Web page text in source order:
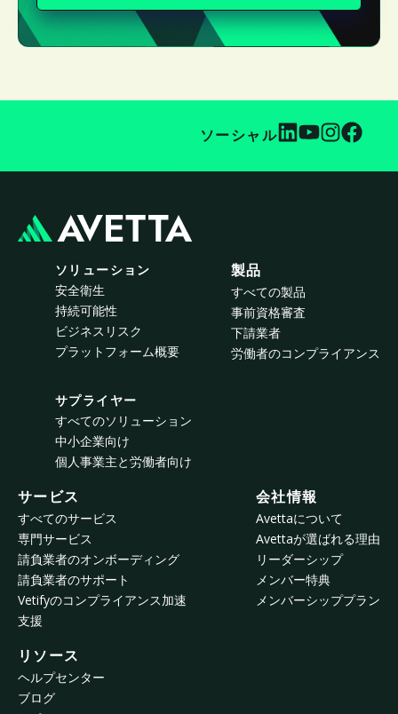
ソーシャル
ソリューション
安全衛生
持続可能性
ビジネスリスク
プラットフォーム概要
サプライヤー
すべてのソリューション
中小企業向け
個人事業主と労働者向け
製品
すべての製品
事前資格審査
下請業者
労働者のコンプライアンス
サービス
すべてのサービス
専門サービス
請負業者のオンボーディング
請負業者のサポート
Vetifyのコンプライアンス加速
支援
会社情報
Avettaについて
Avettaが選ばれる理由
リーダーシップ
メンバー特典
メンバーシッププラン
リソース
ヘルプセンター
ブログ